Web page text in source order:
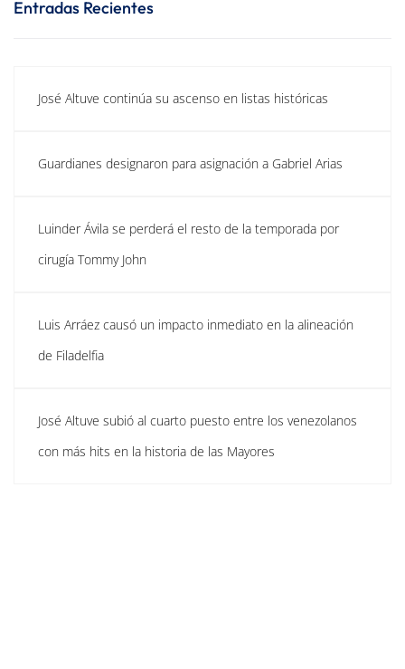
Entradas Recientes
José Altuve continúa su ascenso en listas históricas
Guardianes designaron para asignación a Gabriel Arias
Luinder Ávila se perderá el resto de la temporada por
cirugía Tommy John
Luis Arráez causó un impacto inmediato en la alineación
de Filadelfia
José Altuve subió al cuarto puesto entre los venezolanos
con más hits en la historia de las Mayores